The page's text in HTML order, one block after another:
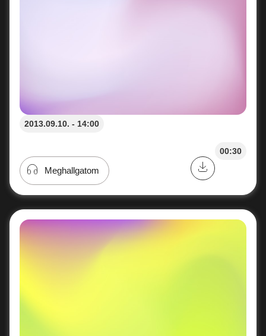
2013.09.10. - 14:00
00:30
Meghallgatom